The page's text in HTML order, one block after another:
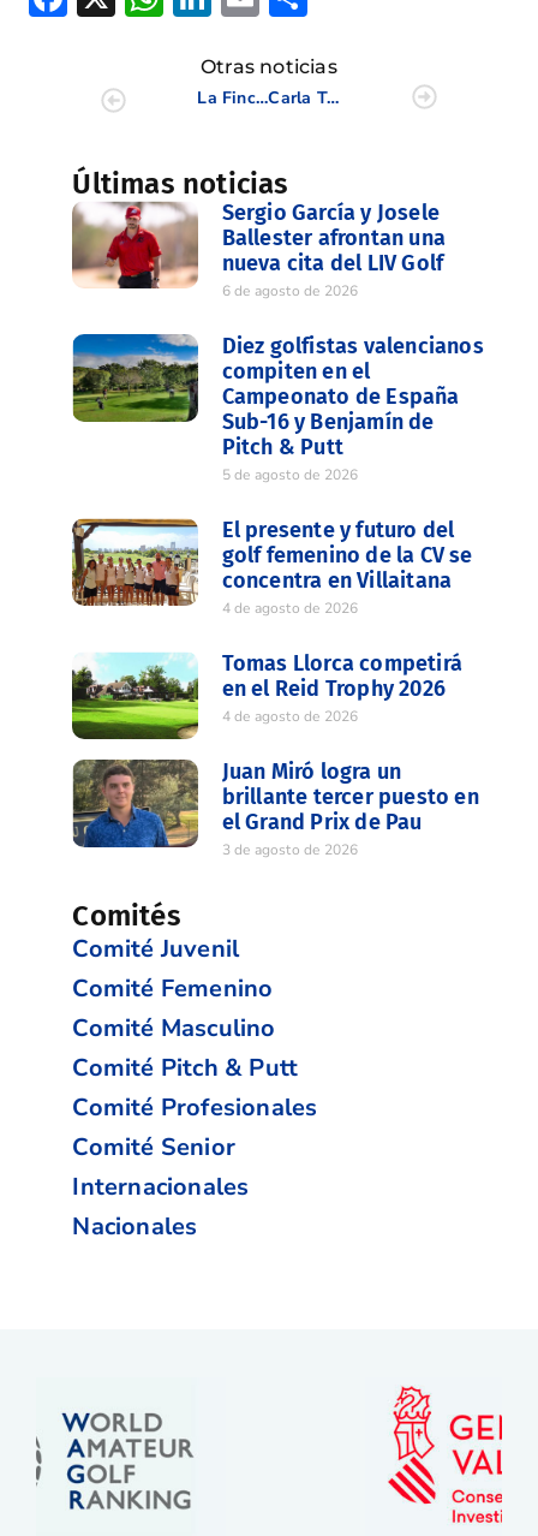
Otras noticias
La Finca Golf Resort comprometida con las acciones sociales
Carla Tejedo y Almudena Blasco, dentro del Top 10 del Santander Campeonato de España de Profesionales Femenino
Últimas noticias
Sergio García y Josele
Ballester afrontan una
nueva cita del LIV Golf
6 de agosto de 2026
Diez golfistas valencianos
compiten en el
Campeonato de España
Sub-16 y Benjamín de
Pitch & Putt
5 de agosto de 2026
El presente y futuro del
golf femenino de la CV se
concentra en Villaitana
4 de agosto de 2026
Tomas Llorca competirá
en el Reid Trophy 2026
4 de agosto de 2026
Juan Miró logra un
brillante tercer puesto en
el Grand Prix de Pau
3 de agosto de 2026
Comités
Comité Juvenil
Comité Femenino
Comité Masculino
Comité Pitch & Putt
Comité Profesionales
Comité Senior
Internacionales
Nacionales